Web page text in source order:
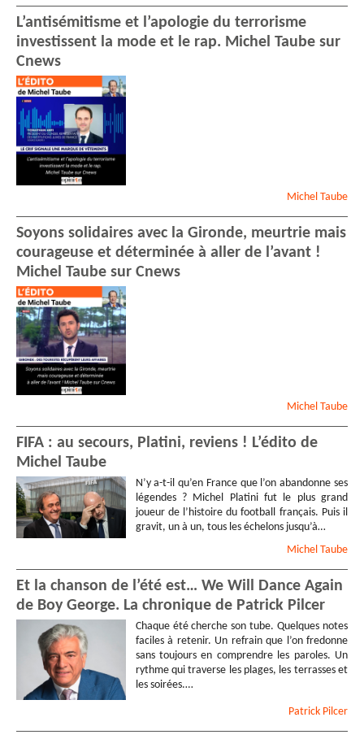
L’antisémitisme et l’apologie du terrorisme
investissent la mode et le rap. Michel Taube sur
Cnews
Michel Taube
Soyons solidaires avec la Gironde, meurtrie mais
courageuse et déterminée à aller de l’avant !
Michel Taube sur Cnews
Michel Taube
FIFA : au secours, Platini, reviens ! L’édito de
Michel Taube
N’y a-t-il qu’en France que l’on abandonne ses
légendes ? Michel Platini fut le plus grand
joueur de l’histoire du football français. Puis il
gravit, un à un, tous les échelons jusqu’à…
Michel Taube
Et la chanson de l’été est… We Will Dance Again
de Boy George. La chronique de Patrick Pilcer
Chaque été cherche son tube. Quelques notes
faciles à retenir. Un refrain que l’on fredonne
sans toujours en comprendre les paroles. Un
rythme qui traverse les plages, les terrasses et
les soirées.…
Patrick Pilcer